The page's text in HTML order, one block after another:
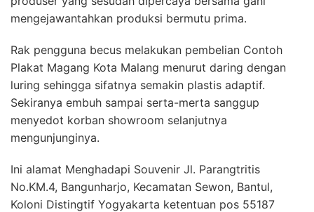
mengejawantahkan produksi bermutu prima.
Rak pengguna becus melakukan pembelian Contoh
Plakat Magang Kota Malang menurut daring dengan
luring sehingga sifatnya semakin plastis adaptif.
Sekiranya embuh sampai serta-merta sanggup
menyedot korban showroom selanjutnya
mengunjunginya.
Ini alamat Menghadapi Souvenir Jl. Parangtritis
No.KM.4, Bangunharjo, Kecamatan Sewon, Bantul,
Koloni Distingtif Yogyakarta ketentuan pos 55187